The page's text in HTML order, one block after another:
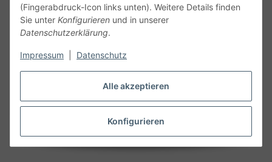
Alle akzeptieren
Konfigurieren
(Fingerabdruck-Icon links unten). Weitere Details finden
Sie unter Konfigurieren und in unserer
Datenschutzerklärung.
Impressum Datenschutz
Alle technischen Angaben ohne Gewähr. Irrtümer und fehlerhafte
Angaben vorbehalten. Wenn Sie Datenblätter oder spezielle
unseren Kundenservice. Abbildungen der Artikel können
Vertrag widerrufen